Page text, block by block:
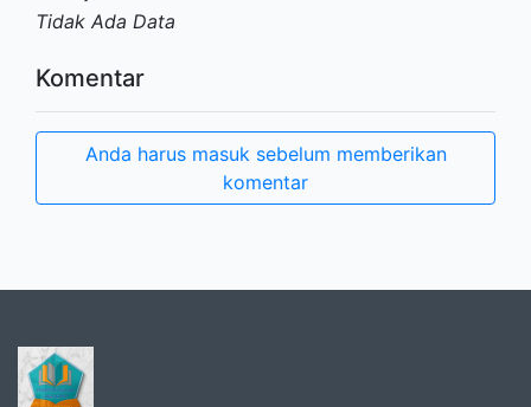
Tidak Ada Data
Komentar
Anda harus masuk sebelum memberikan
komentar